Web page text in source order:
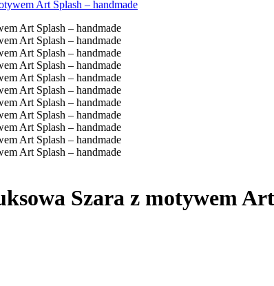
Art Splash – handmade
Szara z motywem